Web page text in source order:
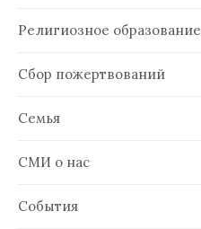
Религиозное образование
Сбор пожертвований
Семья
СМИ о нас
События